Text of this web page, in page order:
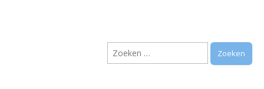
Vereniging
Arnhem e.o.
Zoeken
naar: